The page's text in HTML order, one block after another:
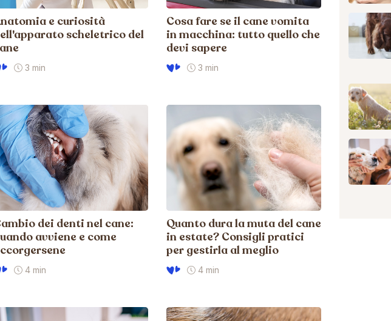
e curiosità
scheletrico del
3 min
Cosa fare se il cane vomita
in macchina: tutto quello che
devi sapere
3 min
dei denti nel cane:
avviene e come
4 min
Quanto dura la muta del cane
in estate? Consigli pratici
per gestirla al meglio
4 min